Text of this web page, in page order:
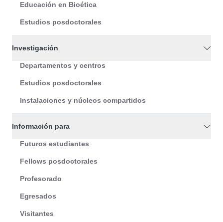
Educación en Bioética
Estudios posdoctorales
Investigación
Departamentos y centros
Estudios posdoctorales
Instalaciones y núcleos compartidos
Información para
Futuros estudiantes
Fellows posdoctorales
Profesorado
Egresados
Visitantes